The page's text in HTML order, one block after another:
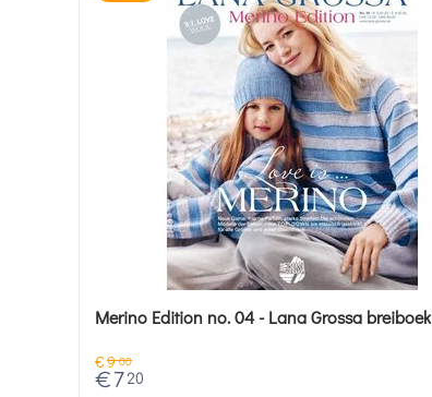
Merino Edition no. 04 - Lana Grossa breiboek
€9 00
€ 7 20